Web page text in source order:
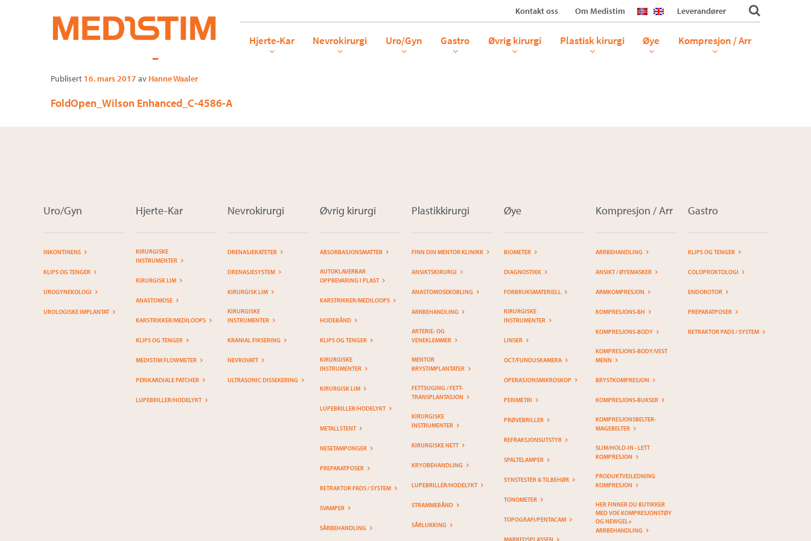
Medistim.no Kontakt oss Om Medistim Leverandører
Hjerte-Kar Nevrokirurgi Uro/Gyn Gastro Øvrig kirurgi Plastisk kirurgi Øye Kompresjon / Arr
FoldOpen_Wilson Enhanced_C-4586-A
Publisert 16. mars 2017 av Hanne Waaler
FoldOpen_Wilson Enhanced_C-4586-A
Uro/Gyn
INKONTINENS
KLIPS OG TENGER
UROGYNEKOLOGI
UROLOGISKE IMPLANTAT
Hjerte-Kar
KIRURGISKE
INSTRUMENTER
KIRURGISK LIM
ANASTOMOSE
KARSTRIKKER/MEDILOOPS
KLIPS OG TENGER
MEDISTIM FLOWMETER
PERIKARDIALE PATCHER
LUPEBRILLER/HODELYKT
Nevrokirurgi
DRENASJEKATETER
DRENASJESYSTEM
KIRURGISK LIM
KIRURGISKE
INSTRUMENTER
KRANIAL FIKSERING
NEVROVATT
ULTRASONIC DISSEKERING
Øvrig kirurgi
ABSORBASJONSMATTER
AUTOKLAVERBAR
OPPBEVARING I PLAST
KARSTRIKKER/MEDILOOPS
HODEBÅND
KLIPS OG TENGER
KIRURGISKE
INSTRUMENTER
KIRURGISK LIM
LUPEBRILLER/HODELYKT
METALLSTENT
NESETAMPONGER
PREPARATPOSER
RETRAKTOR PADS / SYSTEM
SVAMPER
SÅRBEHANDLING
Plastikkirurgi
FINN DIN MENTOR KLINIKK
ANSIKTSKIRURGI
ANASTOMOSEKOBLING
ARRBEHANDLING
ARTERIE- OG
VENEKLEMMER
MENTOR
BRYSTIMPLANTATER
FETTSUGING / FETT-
TRANSPLANTASJON
KIRURGISKE
INSTRUMENTER
KIRURGISKE NETT
KRYOBEHANDLING
LUPEBRILLER/HODELYKT
STRAMMEBÅND
SÅRLUKKING
Øye
BIOMETER
DIAGNOSTIKK
FORBRUKSMATERIELL
KIRURGISKE
INSTRUMENTER
LINSER
OCT/FUNDUSKAMERA
OPERASJONSMIKROSKOP
PERIMETRI
PRØVEBRILLER
REFRAKSJONSUTSTYR
SPALTELAMPER
SYNSTESTER & TILBEHØR
TONOMETER
TOPOGRAFI/PENTACAM
Kompresjon / Arr
ARRBEHANDLING
ANSIKT / ØYEMASKER
ARMKOMPRESJON
KOMPRESJONS-BH
KOMPRESJONS-BODY
KOMPRESJONS-BODY/VEST
MENN
BRYSTKOMPRESJON
KOMPRESJONS-BUKSER
KOMPRESJONSBELTER-
MAGEBELTER
SLIM/HOLD-IN - LETT
KOMPRESJON
PRODUKTVEILEDNING
KOMPRESJON
HER FINNER DU BUTIKKER
MED VOE KOMPRESJONSTØY
OG NEWGEL+
ARRBEHANDLING
Gastro
KLIPS OG TENGER
COLOPROKTOLOGI
ENDOROTOR
PREPARATPOSER
RETRAKTOR PADS / SYSTEM